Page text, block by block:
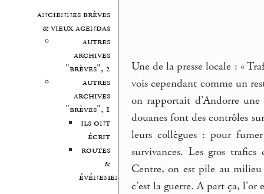
anciennes brèves
& vieux agendas
autres
archives
"brèves", 2
autres
archives
"brèves", 1
ils ont
écrit
routes
&
événements
Une de la presse locale : «
vois cependant comme un
on rapportait d’Andorre
douanes font des contrôles
leurs collègues : pour
survivances. Les gros
Centre, on est pile au milieu
c’est la guerre. A part ça, l’or